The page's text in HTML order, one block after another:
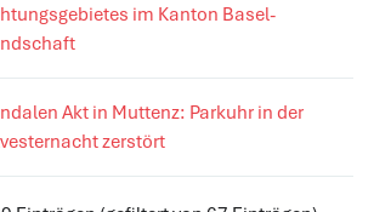
im Kanton Basel-
Akt in Muttenz: Parkuhr in der
zerstört